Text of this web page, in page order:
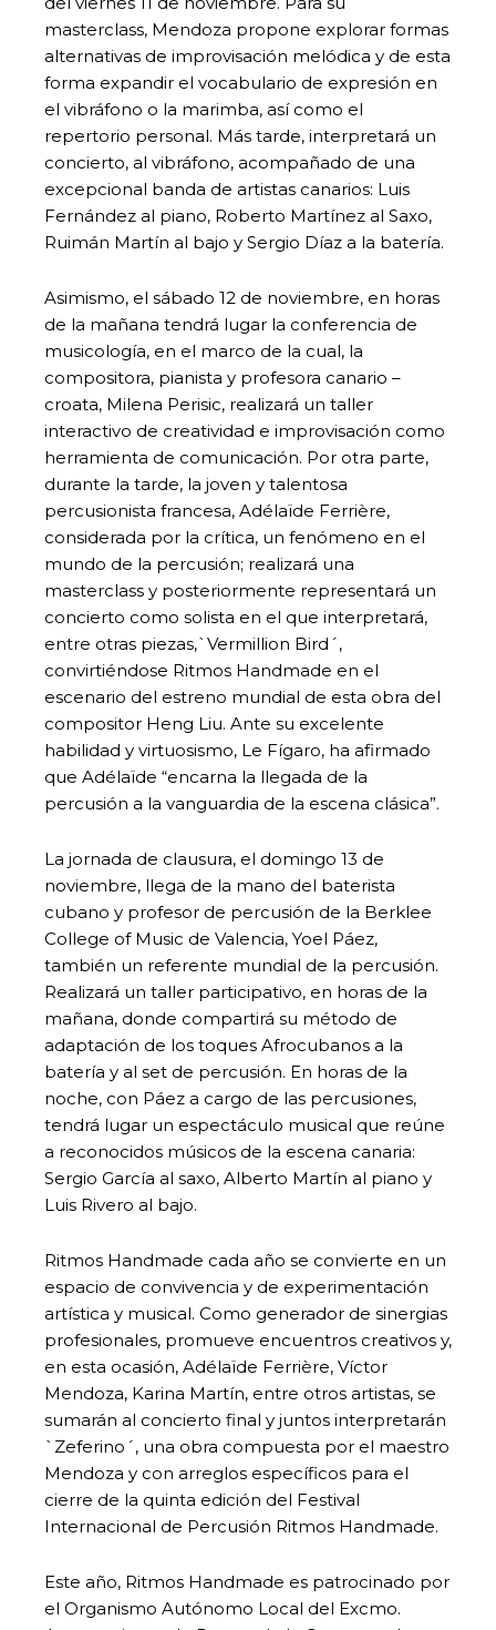
masterclass, Mendoza propone explorar formas
alternativas de improvisación melódica y de esta
forma expandir el vocabulario de expresión en
el vibráfono o la marimba, así como el
repertorio personal. Más tarde, interpretará un
concierto, al vibráfono, acompañado de una
excepcional banda de artistas canarios: Luis
Fernández al piano, Roberto Martínez al Saxo,
Ruimán Martín al bajo y Sergio Díaz a la batería.
Asimismo, el sábado 12 de noviembre, en horas
de la mañana tendrá lugar la conferencia de
musicología, en el marco de la cual, la
compositora, pianista y profesora canario –
croata, Milena Perisic, realizará un taller
interactivo de creatividad e improvisación como
herramienta de comunicación. Por otra parte,
durante la tarde, la joven y talentosa
percusionista francesa, Adélaïde Ferrière,
considerada por la crítica, un fenómeno en el
mundo de la percusión; realizará una
masterclass y posteriormente representará un
concierto como solista en el que interpretará,
entre otras piezas,`Vermillion Bird´,
convirtiéndose Ritmos Handmade en el
escenario del estreno mundial de esta obra del
compositor Heng Liu. Ante su excelente
habilidad y virtuosismo, Le Fígaro, ha afirmado
que Adélaïde “encarna la llegada de la
percusión a la vanguardia de la escena clásica”.
La jornada de clausura, el domingo 13 de
noviembre, llega de la mano del baterista
cubano y profesor de percusión de la Berklee
College of Music de Valencia, Yoel Páez,
también un referente mundial de la percusión.
Realizará un taller participativo, en horas de la
mañana, donde compartirá su método de
adaptación de los toques Afrocubanos a la
batería y al set de percusión. En horas de la
noche, con Páez a cargo de las percusiones,
tendrá lugar un espectáculo musical que reúne
a reconocidos músicos de la escena canaria:
Sergio García al saxo, Alberto Martín al piano y
Luis Rivero al bajo.
Ritmos Handmade cada año se convierte en un
espacio de convivencia y de experimentación
artística y musical. Como generador de sinergias
profesionales, promueve encuentros creativos y,
en esta ocasión, Adélaïde Ferrière, Víctor
Mendoza, Karina Martín, entre otros artistas, se
sumarán al concierto final y juntos interpretarán
`Zeferino´, una obra compuesta por el maestro
Mendoza y con arreglos específicos para el
cierre de la quinta edición del Festival
Internacional de Percusión Ritmos Handmade.
Este año, Ritmos Handmade es patrocinado por
el Organismo Autónomo Local del Excmo.